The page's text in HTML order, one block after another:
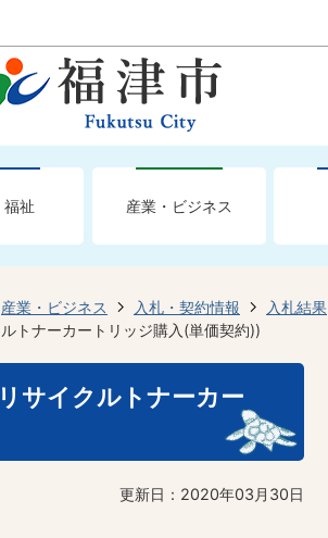
福祉 産業・ビジネス
産業・ビジネス 入札・契約情報 入札結果
トナーカートリッジ購入(単価契約))
サイクルトナーカー
更新日：2020年03月30日